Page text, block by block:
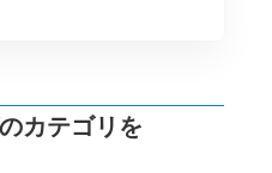
カテゴリを